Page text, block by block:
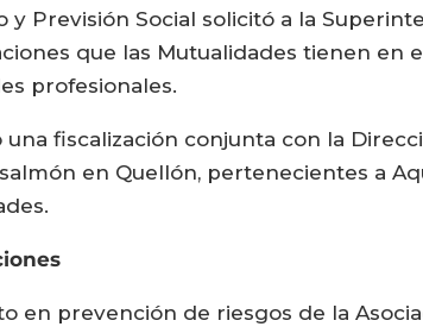
y Previsión Social solicitó a la
que las Mutualidades tienen en
profesionales.
una fiscalización conjunta con la
en Quellón, pertenecientes a
en prevención de riesgos de la